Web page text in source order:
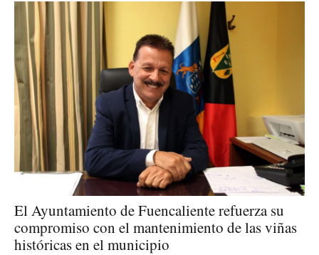
El Ayuntamiento de Fuencaliente refuerza su
compromiso con el mantenimiento de las viñas
históricas en el municipio